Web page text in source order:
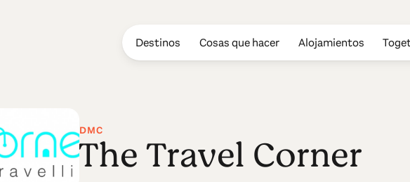
Destinos Cosas que hacer Alojamientos
DMC
The Travel Corner